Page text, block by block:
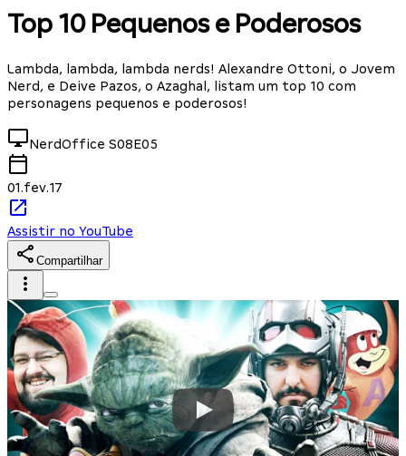
Top 10 Pequenos e Poderosos
Lambda, lambda, lambda nerds! Alexandre Ottoni, o Jovem
Nerd, e Deive Pazos, o Azaghal, listam um top 10 com
personagens pequenos e poderosos!
NerdOffice S08E05
01.fev.17
Assistir no YouTube
Compartilhar